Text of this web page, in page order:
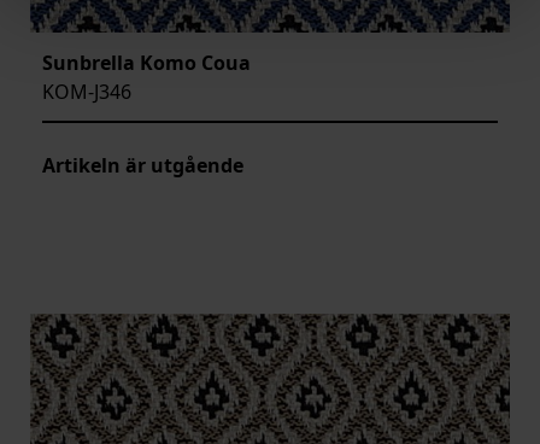
Sunbrella Komo Coua
KOM-J346
Artikeln är utgående